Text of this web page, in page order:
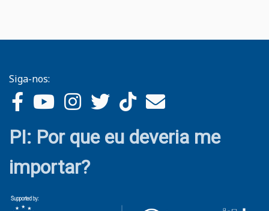
Siga-nos:
PI: Por que eu deveria me
importar?